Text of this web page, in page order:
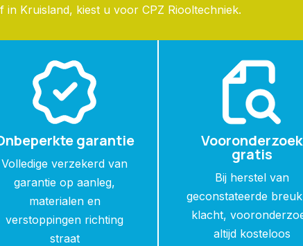
Kruisland, kiest u voor CPZ Riooltechniek.
garantie
Volledige verzekerd van
garantie op aanleg,
materialen en
verstoppingen richting
straat
Vooronderzoek
gratis
Bij herstel van
geconstateerde
klacht,
altijd kosteloos